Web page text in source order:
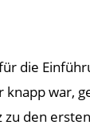
die
knapp war,
zu den